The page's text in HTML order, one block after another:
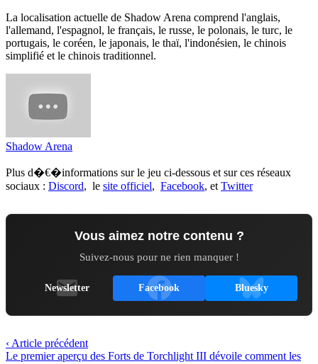
La localisation actuelle de Shadow Arena comprend l'anglais,
l'allemand, l'espagnol, le français, le russe, le polonais, le turc, le
portugais, le coréen, le japonais, le thaï, l'indonésien, le chinois
simplifié et le chinois traditionnel.
Shadow Arena
Plus d�€�informations sur le jeu ci-dessous et sur ces réseaux
sociaux : Discord, le site officiel, Facebook, et Twitter
Vous aimez notre contenu ?
Suivez-nous pour ne rien manquer !
Newsletter Facebook Bluesky
‹ Article précédent
Le premier aperçu des Forts de Torchlight III dévoile comment les